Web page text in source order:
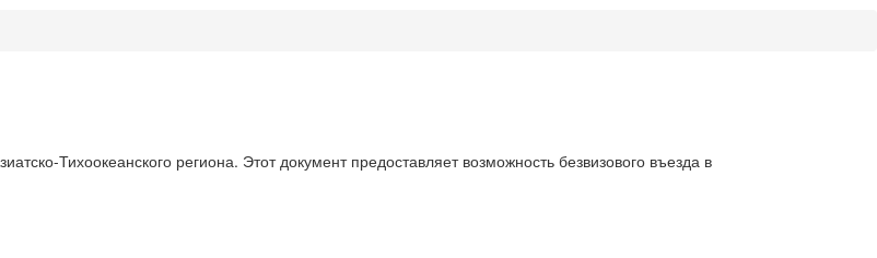
Тихоокеанского региона. Этот документ предоставляет возможность безвизового въезда в